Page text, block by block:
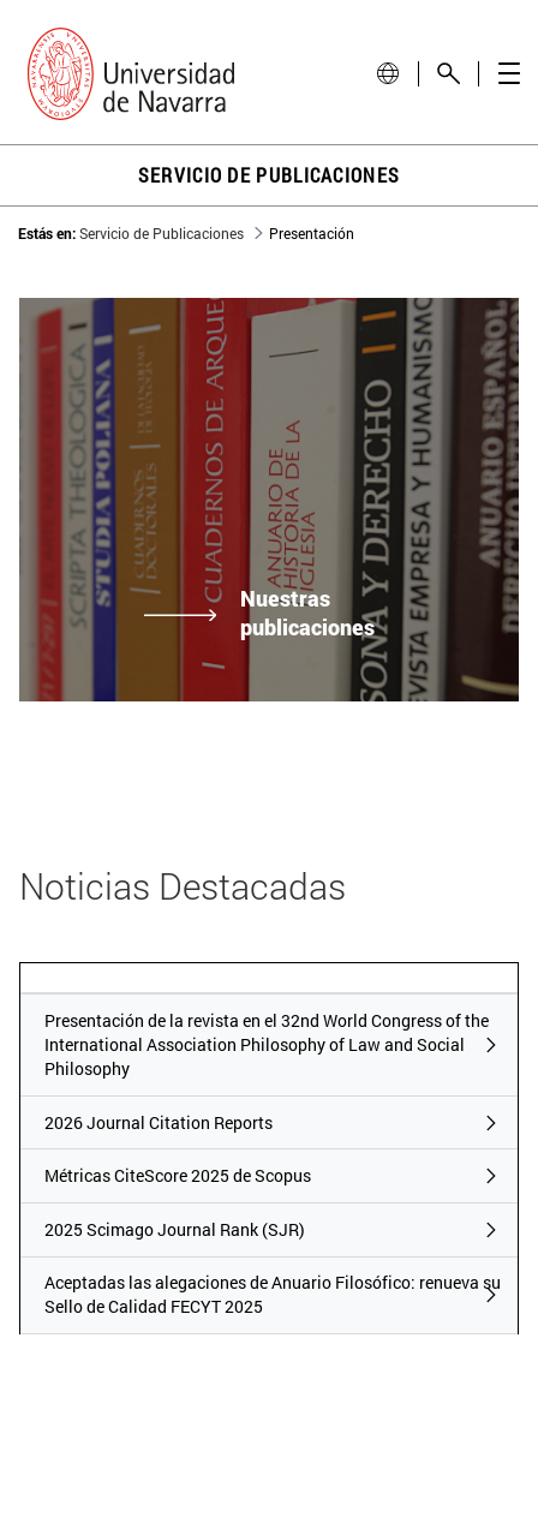
SERVICIO DE PUBLICACIONES
Estás en:Servicio de Publicaciones Presentación
Nuestras
publicaciones
Noticias Destacadas
Publicador RSS
Presentación de la revista en el 32nd
Presentación de la revista en el 32nd World Congress of the
International Association Philosophy of Law and Social
Philosophy
2026 Journal Citation Reports
2026 Journal Citation Reports
Métricas CiteScore 2025 de Scopus
Métricas CiteScore 2025 de Scopus
2025 Scimago Journal Rank (SJR)
2025 Scimago Journal Rank (SJR)
Aceptadas las alegaciones de
Aceptadas las alegaciones de Anuario Filosófico: renueva su
Sello de Calidad FECYT 2025